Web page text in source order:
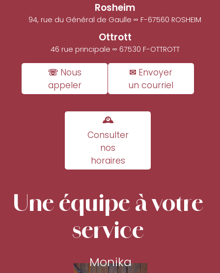
Rosheim
94, rue du Général de Gaulle ∞ F-67560 ROSHEIM
Ottrott
46 rue principale ∞ 67530 F-OTTROTT
☏ Nous
appeler
✉ Envoyer
un courriel
🕰
Consulter
nos
horaires
Une équipe à votre
service
Monika